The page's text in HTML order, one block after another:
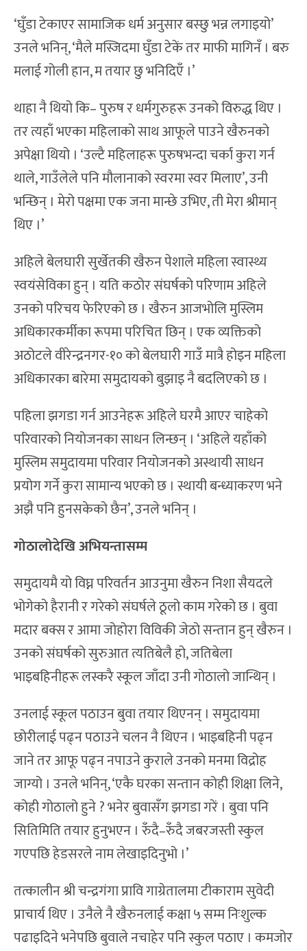
‘घुँडा टेकाएर सामाजिक धर्म अनुसार बस्छु भन्न लगाइयो’
उनले भनिन्, ‘मैले मस्जिदमा घुँडा टेकें तर माफी मागिनँ । बरु
मलाई गोली हान, म तयार छु भनिदिएँ ।’
थाहा नै थियो कि– पुरुष र धर्मगुरुहरू उनको विरुद्ध थिए ।
तर त्यहाँ भएका महिलाको साथ आफूले पाउने खैरुनको
अपेक्षा थियो । ‘उल्टै महिलाहरू पुरुषभन्दा चर्का कुरा गर्न
थाले, गाउँलेले पनि मौलानाको स्वरमा स्वर मिलाए’, उनी
भन्छिन् । मेरो पक्षमा एक जना मान्छे उभिए, ती मेरा श्रीमान्
थिए ।’
अहिले बेलघारी सुर्खेतकी खैरुन पेशाले महिला स्वास्थ्य
स्वयंसेविका हुन् । यति कठोर संघर्षको परिणाम अहिले
उनको परिचय फेरिएको छ । खैरुन आजभोलि मुस्लिम
अधिकारकर्मीका रूपमा परिचित छिन् । एक व्यक्तिको
अठोटले वीरेन्द्रनगर-१० को बेलघारी गाउँ मात्रै होइन महिला
अधिकारका बारेमा समुदायको बुझाइ नै बदलिएको छ ।
पहिला झगडा गर्न आउनेहरू अहिले घरमै आएर चाहेको
परिवारको नियोजनका साधन लिन्छन् । ‘अहिले यहाँको
मुस्लिम समुदायमा परिवार नियोजनको अस्थायी साधन
प्रयोग गर्ने कुरा सामान्य भएको छ । स्थायी बन्ध्याकरण भने
अझै पनि हुनसकेको छैन’, उनले भनिन् ।
गोठालोदेखि अभियन्तासम्म
समुदायमै यो विघ्न परिवर्तन आउनुमा खैरुन निशा सैयदले
भोगेको हैरानी र गरेको संघर्षले ठूलो काम गरेको छ । बुवा
मदार बक्स र आमा जोहोरा विविकी जेठो सन्तान हुन् खैरुन ।
उनको संघर्षको सुरुआत त्यतिबेलै हो, जतिबेला
भाइबहिनीहरू लस्करै स्कूल जाँदा उनी गोठालो जान्थिन् ।
उनलाई स्कूल पठाउन बुवा तयार थिएनन् । समुदायमा
छोरीलाई पढ्न पठाउने चलन नै थिएन । भाइबहिनी पढ्न
जाने तर आफू पढ्न नपाउने कुराले उनको मनमा विद्रोह
जाग्यो । उनले भनिन्, ‘एकै घरका सन्तान कोही शिक्षा लिने,
कोही गोठालो हुने ? भनेर बुवासँग झगडा गरें । बुवा पनि
सितिमिति तयार हुनुभएन । रुँदै–रुँदै जबरजस्ती स्कुल
गएपछि हेडसरले नाम लेखाइदिनुभो ।’
तत्कालीन श्री चन्द्रगंगा प्रावि गाग्रेतालमा टीकाराम सुवेदी
प्राचार्य थिए । उनैले नै खैरुनलाई कक्षा ५ सम्म निःशुल्क
पढाइदिने भनेपछि बुवाले नचाहेर पनि स्कुल पठाए । कमजोर